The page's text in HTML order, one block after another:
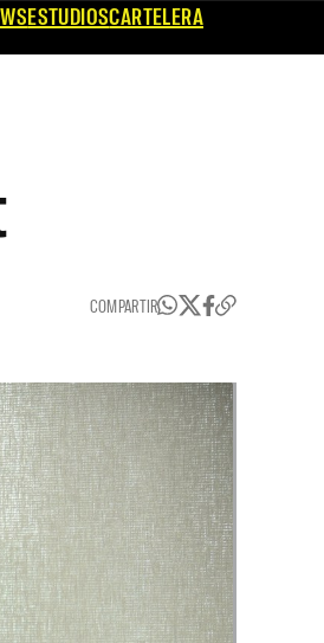
ESTUDIOSCARTELERA
COMPARTIR